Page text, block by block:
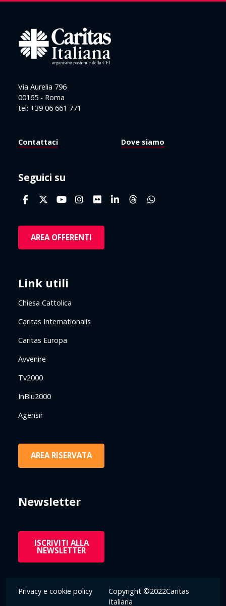
Via Aurelia 796
00165 - Roma
tel: +39 06 661 771
Contattaci Dove siamo
Seguici su
AREA OFFERENTI
Link utili
Chiesa Cattolica
Caritas Internationalis
Caritas Europa
Avvenire
Tv2000
InBlu2000
Agensir
AREA RISERVATA
Newsletter
ISCRIVITI ALLA
NEWSLETTER
Privacy e cookie policy
Copyright ©2022Caritas
Italiana